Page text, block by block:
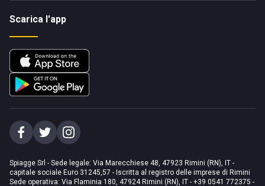
Scarica l'app
Spiagge Srl - Sede legale: Via Marecchiese 48, 47923 Rimini (RN), IT -
capitale sociale Euro 31245,57 - Iscritta al registro delle imprese di Rimini
Sede operativa: Via Flaminia 180, 47924 Rimini (RN), IT - +39 0541 772375 -